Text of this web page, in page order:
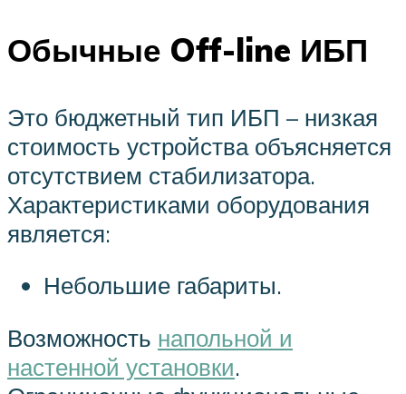
Обычные Off-line ИБП
Это бюджетный тип ИБП – низкая
стоимость устройства объясняется
отсутствием стабилизатора.
Характеристиками оборудования
является:
Небольшие габариты.
Возможность напольной и
настенной установки.